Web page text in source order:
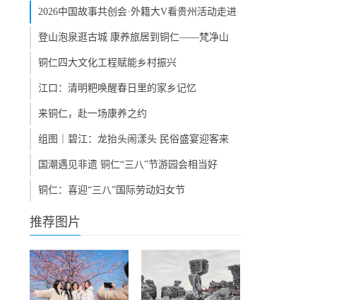
2026中国故事共创会·外籍大V看贵州活动走进
登山泡泉逛古城 康养旅居到铜仁——梵净山
铜仁四大文化工程赋能乡村振兴
江口：清明粑唤醒春日里的家乡记忆
来铜仁，赴一场康养之约
组图｜碧江：龙抬头闹漾头 民俗盛宴迎客来
国潮遇见非遗 铜仁“三八”节游园会相当好
铜仁：喜迎“三八”国际劳动妇女节
推荐图片